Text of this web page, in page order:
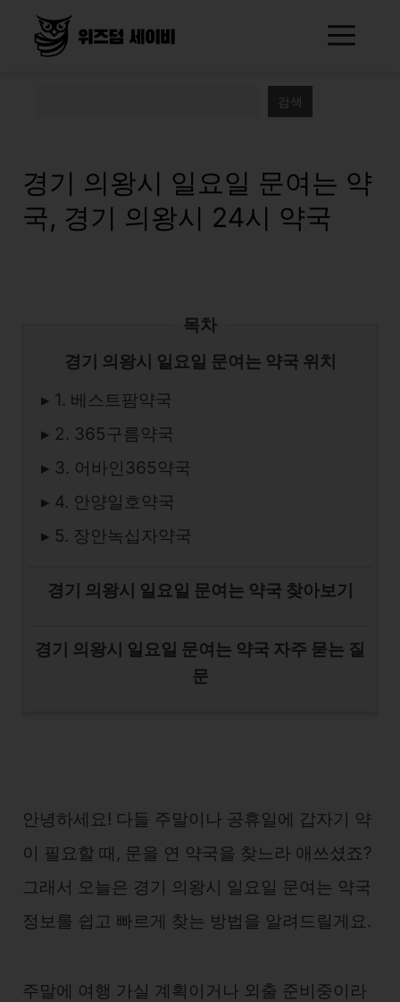
검색
경기 의왕시 일요일 문여는 약
국, 경기 의왕시 24시 약국
목차
경기 의왕시 일요일 문여는 약국 위치
▸ 1. 베스트팜약국
▸ 2. 365구름약국
▸ 3. 어바인365약국
▸ 4. 안양일호약국
▸ 5. 장안녹십자약국
경기 의왕시 일요일 문여는 약국 찾아보기
경기 의왕시 일요일 문여는 약국 자주 묻는 질
문
안녕하세요! 다들 주말이나 공휴일에 갑자기 약
이 필요할 때, 문을 연 약국을 찾느라 애쓰셨죠?
그래서 오늘은 경기 의왕시 일요일 문여는 약국
정보를 쉽고 빠르게 찾는 방법을 알려드릴게요.
주말에 여행 가실 계획이거나 외출 준비중이라